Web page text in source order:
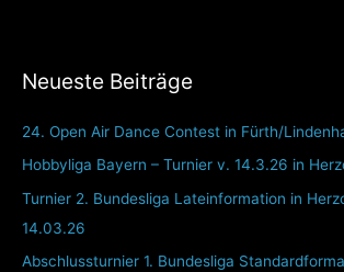
Neueste Beiträge
24. Open Air Dance Contest in Fürth/
Hobbyliga Bayern – Turnier v. 14.3.26 in
Turnier 2. Bundesliga Lateinformation in
14.03.26
Abschlussturnier 1. Bundesliga